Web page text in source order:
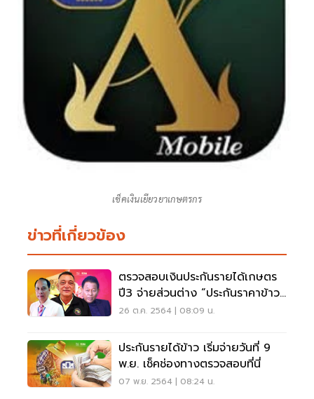
เช็คเงินเยียวยาเกษตรกร
ข่าวที่เกี่ยวข้อง
ตรวจสอบเงินประกันรายได้เกษตร
ปี3 จ่ายส่วนต่าง “ประกันราคาข้าว”
งวดที่1
26 ต.ค. 2564 | 08:09 น.
ประกันรายได้ข้าว เริ่มจ่ายวันที่ 9
พ.ย. เช็คช่องทางตรวจสอบที่นี่
07 พ.ย. 2564 | 08:24 น.